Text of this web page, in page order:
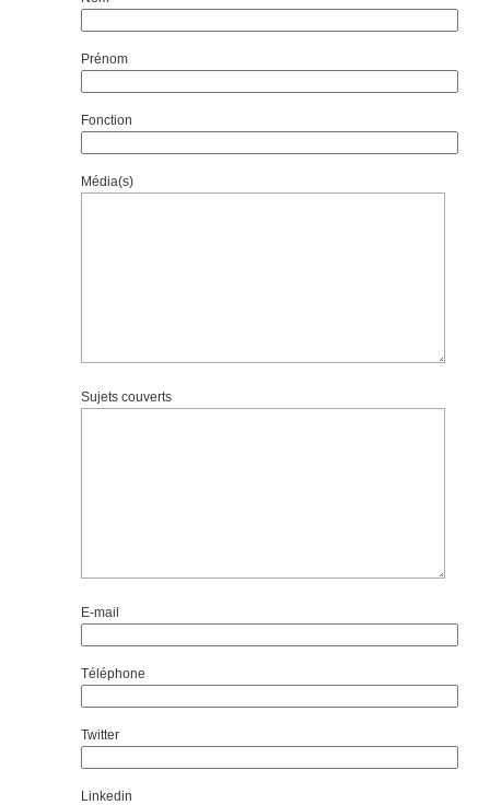
Prénom
Fonction
Média(s)
Sujets couverts
E-mail
Téléphone
Twitter
Linkedin